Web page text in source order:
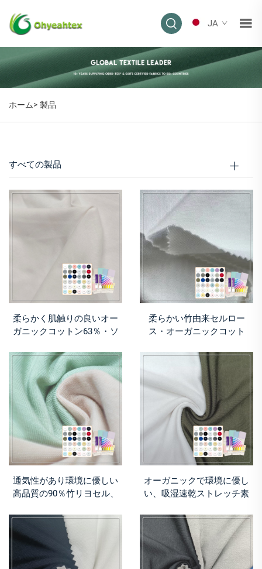
JA
製品
ホーム> 製品
すべての製品
柔らかく肌触りの良いオー
ガニックコットン63％・ソ
ドリーなストレッチニット
生地：スポーツウェア・下
着向け、通気性・抗菌機能
付き
柔らかい竹由来セルロー
ス・オーガニックコット
ャージー生地（エコフレン
ドリー・ストレッチ性・通
気性・吸湿速乾性・軽量・
270gsm）：Tシャツ向け
通気性があり環境に優しい
高品質の90％竹リヨセル、
ーンジャージー生地（Tシャ
ツやパジャマ用）
オーガニックで環境に優し
い、吸湿速乾ストレッチ素
パンデックス。幼児/ベビー
用パジャマ生地。